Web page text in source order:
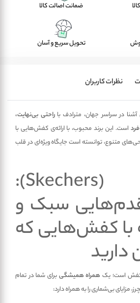
ضمانت اصالت کالا
تحویل سریع و آسان
نظرات کاربران
آشنا در سراسر جهان، مترادف باراحتی بی‌نهایت،
است. این برند محبوب، با ارائه‌ی کفش‌هایی با
متنوع، توانسته است جایگاه ویژه‌ای در قلب
اسکچرز (Skechers):
سبک و
با کفش‌هایی که
کفش است؛ یک همراه همیشگیبرای شما در تمام
مزایای بی‌شماری را به همراه دارد: